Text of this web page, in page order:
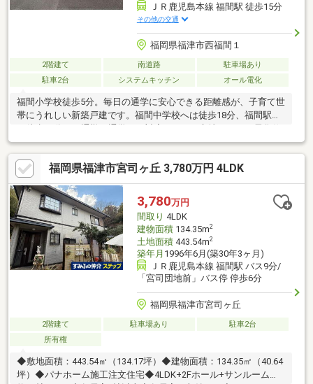
ＪＲ鹿児島本線 福間駅 徒歩15分
その他の交通
福岡県福津市西福間１
2階建て 南道路
駐車場あり
駐車2台
システムキッチン オール電化
福間小学校徒歩5分。毎日の通学に安心できる距離感が、子育て世
帯にうれしい新築戸建です。福間中学校へは徒歩18分、福間駅へ
も徒歩15分と、通勤・通学にも対応しやすい立地。オール電化仕
様で、日々の家事や光熱費管理もシンプルに行えます。1階にはコ
ートクロークを備えており、上着やバッグ、外遊び用品までまと
めて収納可能。帰宅後の動線が整い、LDKをすっきり保ちやすい
設計です。バルコニーは設けず、その分ちょっとしたお庭を確
保。洗濯物干しやお子さまの外遊びなど、暮らしに合わせて活用
できる住まいです。実際の動線や使い勝手は、ぜひ現地でご体感
ください。残り1棟です。
福岡県福津市宮司ヶ丘 3,780万円 4LDK
3,780万円
間取り 4LDK
建物面積134.35m2
土地面積443.54m2
築年月 1996年6月(築30年3ヶ月)
ＪＲ鹿児島本線 福間駅 バス9分/
「宮司団地前」バス停 停歩6分
福岡県福津市宮司ヶ丘
2階建て 駐車場あり
駐車2台
所有権
◆敷地面積：443.54㎡（134.17坪）◆建物面積：134.35㎡（40.64
坪）◆パナホーム施工注文住宅◆4LDK+2Fホール+サンルーム◆